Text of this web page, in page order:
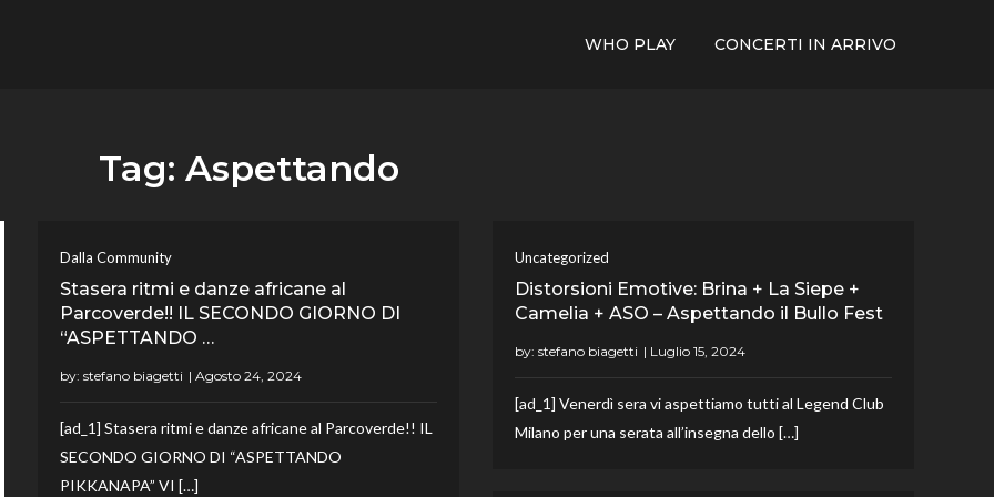
WHO PLAY CONCERTI IN ARRIVO
Tag: Aspettando
Dalla Community
Stasera ritmi e danze africane al
Parcoverde!! IL SECONDO GIORNO DI
“ASPETTANDO …
by: stefano biagetti
[ad_1] Stasera ritmi e danze africane al Parcoverde!! IL
SECONDO GIORNO DI “ASPETTANDO
PIKKANAPA” VI […]
Uncategorized
Distorsioni Emotive: Brina + La Siepe +
Camelia + ASO – Aspettando il Bullo Fest
by: stefano biagetti
[ad_1] Venerdì sera vi aspettiamo tutti al Legend Club
Milano per una serata all’insegna dello […]